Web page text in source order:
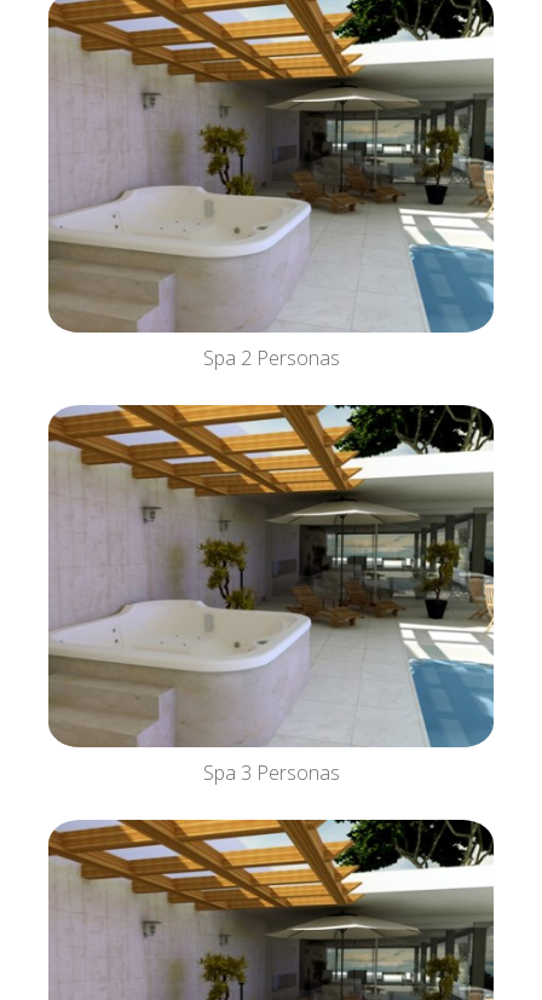
Spa 2 Personas
Spa 3 Personas